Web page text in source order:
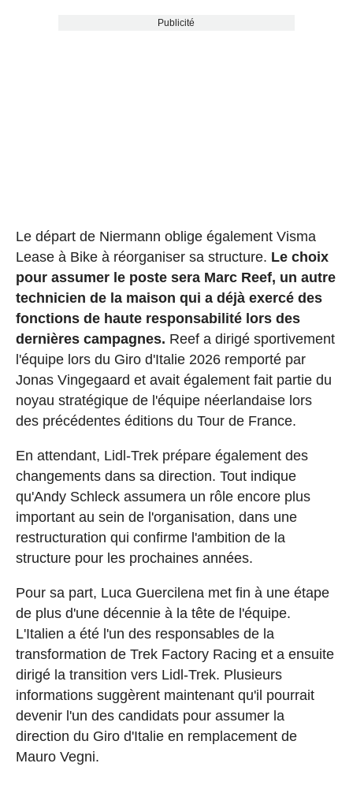
Publicité
Le départ de Niermann oblige également Visma
Lease à Bike à réorganiser sa structure. Le choix
pour assumer le poste sera Marc Reef, un autre
technicien de la maison qui a déjà exercé des
fonctions de haute responsabilité lors des
dernières campagnes. Reef a dirigé sportivement
l'équipe lors du Giro d'Italie 2026 remporté par
Jonas Vingegaard et avait également fait partie du
noyau stratégique de l'équipe néerlandaise lors
des précédentes éditions du Tour de France.
En attendant, Lidl-Trek prépare également des
changements dans sa direction. Tout indique
qu'Andy Schleck assumera un rôle encore plus
important au sein de l'organisation, dans une
restructuration qui confirme l'ambition de la
structure pour les prochaines années.
Pour sa part, Luca Guercilena met fin à une étape
de plus d'une décennie à la tête de l'équipe.
L'Italien a été l'un des responsables de la
transformation de Trek Factory Racing et a ensuite
dirigé la transition vers Lidl-Trek. Plusieurs
informations suggèrent maintenant qu'il pourrait
devenir l'un des candidats pour assumer la
direction du Giro d'Italie en remplacement de
Mauro Vegni.